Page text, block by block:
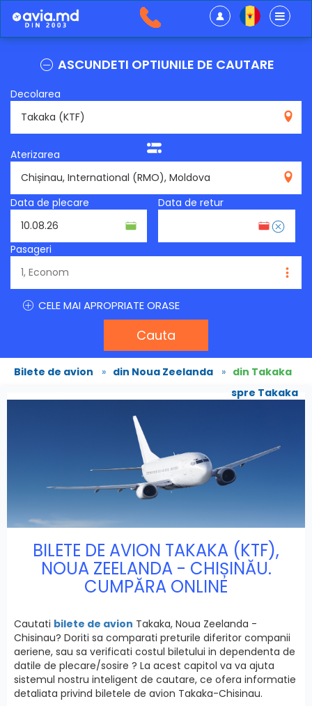
ASCUNDETI OPTIUNILE DE CAUTARE
Decolarea
Aterizarea
Data de plecare
Data de retur
Pasageri
CELE MAI APROPRIATE ORASE
Cauta
Bilete de avion » din Noua Zeelanda » din Takaka
spre Takaka
BILETE DE AVION TAKAKA (KTF),
NOUA ZEELANDA - CHIȘINĂU.
CUMPĂRA ONLINE
Cautati bilete de avion Takaka, Noua Zeelanda -
Chisinau? Doriti sa comparati preturile diferitor companii
aeriene, sau sa verificati costul biletului in dependenta de
datile de plecare/sosire ? La acest capitol va va ajuta
sistemul nostru inteligent de cautare, ce ofera informatie
detaliata privind biletele de avion Takaka-Chisinau.